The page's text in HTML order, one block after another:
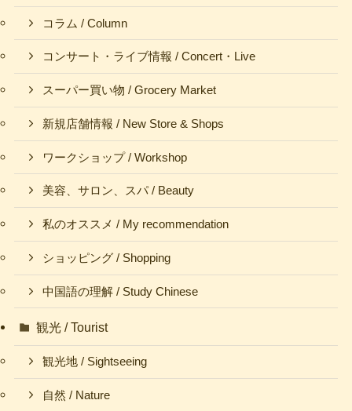
コラム / Column
コンサート・ライブ情報 / Concert・Live
スーパー買い物 / Grocery Market
新規店舗情報 / New Store & Shops
ワークショップ / Workshop
美容、サロン、スパ / Beauty
私のオススメ / My recommendation
ショッピング / Shopping
中国語の理解 / Study Chinese
観光 / Tourist
観光地 / Sightseeing
自然 / Nature